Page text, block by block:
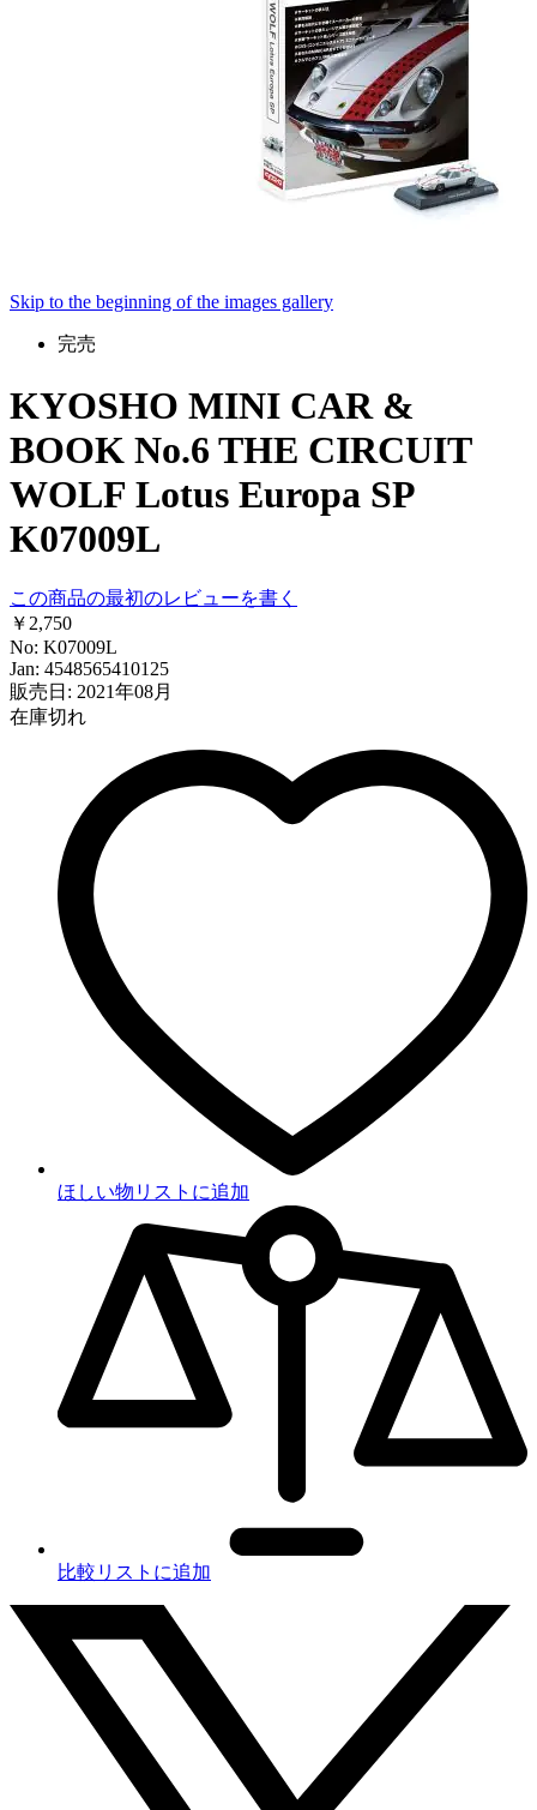
Skip to the beginning of the images gallery
完売
KYOSHO MINI CAR &
BOOK No.6 THE CIRCUIT
WOLF Lotus Europa SP
K07009L
この商品の最初のレビューを書く
￥2,750
No: K07009L
Jan: 4548565410125
販売日: 2021年08月
在庫切れ
ほしい物リストに追加
比較リストに追加